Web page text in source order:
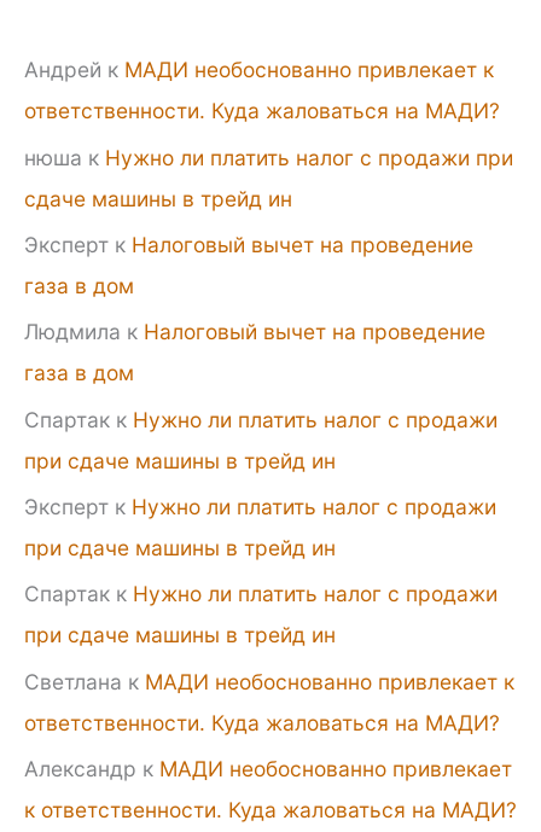
Андрей к МАДИ необоснованно привлекает к
ответственности. Куда жаловаться на МАДИ?
нюша к Нужно ли платить налог с продажи при
сдаче машины в трейд ин
Эксперт к Налоговый вычет на проведение
газа в дом
Людмила к Налоговый вычет на проведение
газа в дом
Спартак к Нужно ли платить налог с продажи
при сдаче машины в трейд ин
Эксперт к Нужно ли платить налог с продажи
при сдаче машины в трейд ин
Спартак к Нужно ли платить налог с продажи
при сдаче машины в трейд ин
Светлана к МАДИ необоснованно привлекает к
ответственности. Куда жаловаться на МАДИ?
Александр к МАДИ необоснованно привлекает
к ответственности. Куда жаловаться на МАДИ?